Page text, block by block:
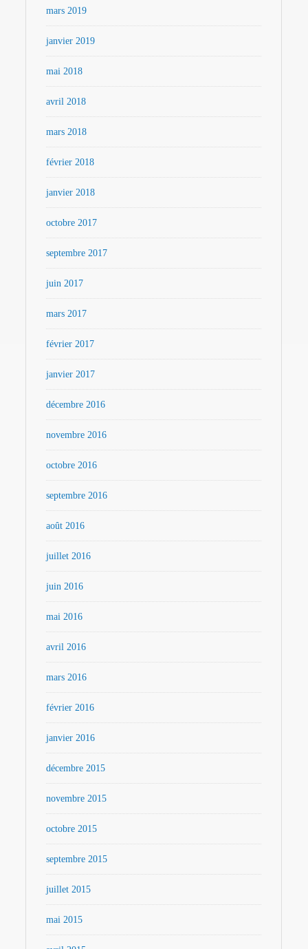
mars 2019
janvier 2019
mai 2018
avril 2018
mars 2018
février 2018
janvier 2018
octobre 2017
septembre 2017
juin 2017
mars 2017
février 2017
janvier 2017
décembre 2016
novembre 2016
octobre 2016
septembre 2016
août 2016
juillet 2016
juin 2016
mai 2016
avril 2016
mars 2016
février 2016
janvier 2016
décembre 2015
novembre 2015
octobre 2015
septembre 2015
juillet 2015
mai 2015